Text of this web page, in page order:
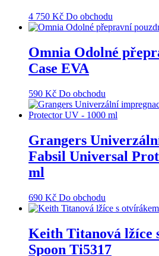
4 750 Kč Do obchodu
Omnia Odolné
Case EVA
590 Kč Do obchodu
Grangers
Fabsil Universal
ml
690 Kč Do obchodu
Keith Titanová lžíce
Spoon Ti5317